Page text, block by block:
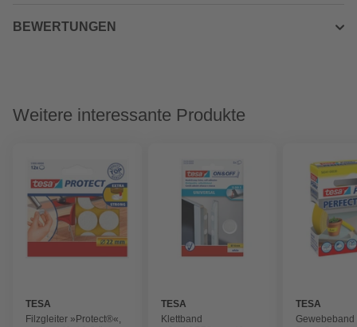
BEWERTUNGEN
Weitere interessante Produkte
TESA
Filzgleiter »Protect®«,
TESA
Klettband
TESA
Gewebeband